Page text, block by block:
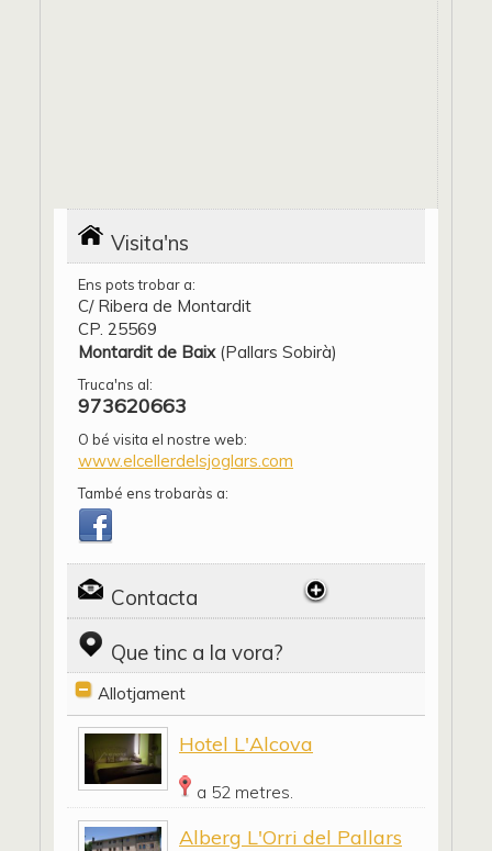
Visita'ns
Ens pots trobar a:
C/ Ribera de Montardit
CP. 25569
Montardit de Baix(Pallars Sobirà)
Truca'ns al:
973620663
O bé visita el nostre web:
www.elcellerdelsjoglars.com
També ens trobaràs a:
Contacta
Que tinc a la vora?
Allotjament
Hotel L'Alcova
a 52 metres.
Alberg L'Orri del Pallars